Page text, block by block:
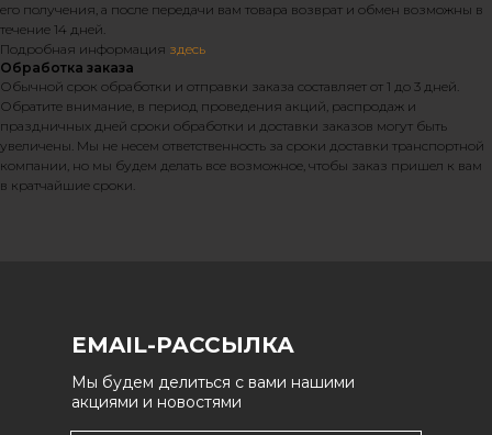
его получения, а после передачи вам товара возврат и обмен возможны в
течение 14 дней.
Подробная информация здесь
Обработка заказа
Обычной срок обработки и отправки заказа составляет от 1 до 3 дней.
Обратите внимание, в период проведения акций, распродаж и
праздничных дней сроки обработки и доставки заказов могут быть
увеличены. Мы не несем ответственность за сроки доставки транспортной
компании, но мы будем делать все возможное, чтобы заказ пришел к вам
в кратчайшие сроки.
EMAIL-РАССЫЛКА
Мы будем делиться с вами нашими
акциями и новостями